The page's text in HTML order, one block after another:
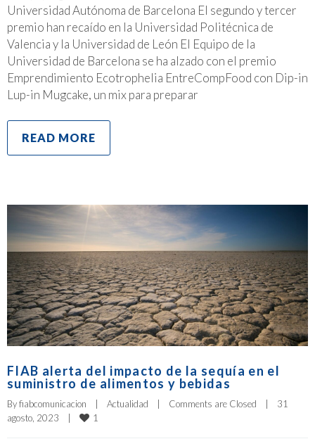
Universidad Autónoma de Barcelona El segundo y tercer
premio han recaído en la Universidad Politécnica de
Valencia y la Universidad de León El Equipo de la
Universidad de Barcelona se ha alzado con el premio
Emprendimiento Ecotrophelia EntreCompFood con Dip-in
Lup-in Mugcake, un mix para preparar
READ MORE
FIAB alerta del impacto de la sequía en el
suministro de alimentos y bebidas
By fiabcomunicacion Actualidad Comments are Closed
31
agosto, 2023
1